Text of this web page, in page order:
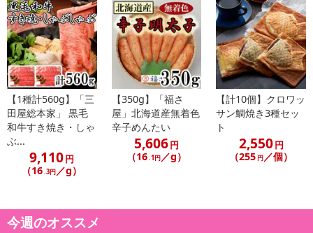
【1種計560g】「三
田屋総本家」 黒毛
和牛すき焼き・しゃ
ぶ...
9,110円
（16.3円／g）
【350g】「福さ
屋」北海道産無着色
辛子めんたい
5,606円
（16.1円／g）
【計10個】クロワッ
サン鯛焼き3種セッ
ト
2,550円
（255 円／個）
今週のオススメ